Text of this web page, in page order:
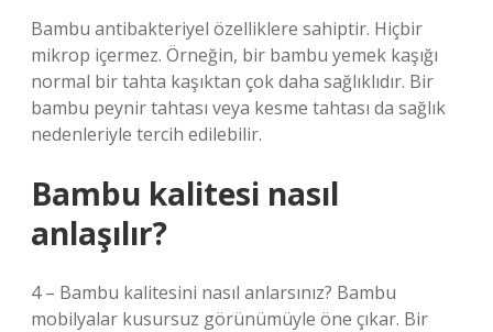
Bambu antibakteriyel özelliklere sahiptir. Hiçbir
mikrop içermez. Örneğin, bir bambu yemek kaşığı
normal bir tahta kaşıktan çok daha sağlıklıdır. Bir
bambu peynir tahtası veya kesme tahtası da sağlık
nedenleriyle tercih edilebilir.
Bambu kalitesi nasıl
anlaşılır?
4 – Bambu kalitesini nasıl anlarsınız? Bambu
mobilyalar kusursuz görünümüyle öne çıkar. Bir